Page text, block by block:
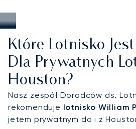
Które Lotnisko
Dla Prywatnych
Houston?
Nasz zespół Doradców ds.
rekomenduje lotnisko William
jetem prywatnym do i z